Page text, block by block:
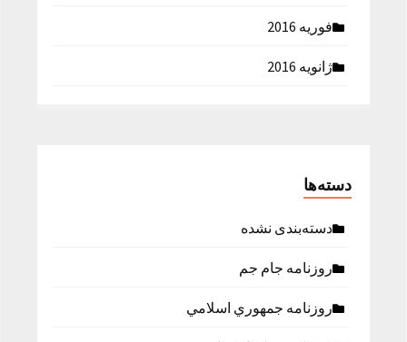
فوریه 2016
ژانویه 2016
دسته‌ها
دسته‌بندی نشده
روزنامه جام جم
روزنامه جمهوري اسلامي